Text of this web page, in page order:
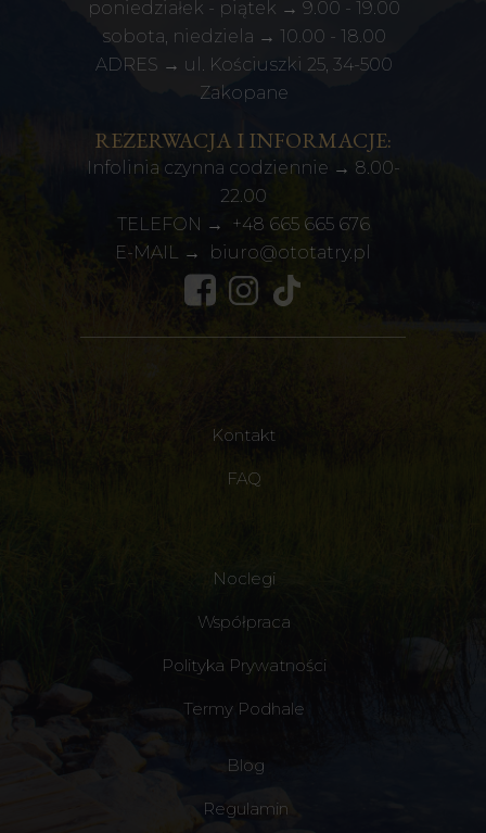
Kontakt
FAQ
Noclegi
Współpraca
Polityka Prywatności
Termy Podhale
poniedziałek - piątek → 9.00 - 19.00
sobota, niedziela → 10.00 - 18.00
ADRES → ul. Kościuszki 25, 34-500
Zakopane
REZERWACJA I INFORMACJE:
Infolinia czynna codziennie → 8.00-
22.00
TELEFON → +48 665 665 676
E-MAIL →
biuro@ototatry.pl
Blog
Regulamin